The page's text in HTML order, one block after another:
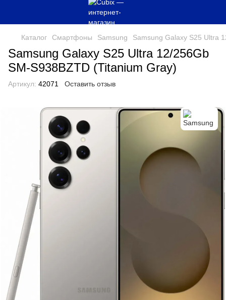
Каталог Смартфоны Samsung Samsung Galaxy S25 Ultra
Samsung Galaxy S25 Ultra 12/256Gb
SM-S938BZTD (Titanium Gray)
Артикул: 42071 Оставить отзыв